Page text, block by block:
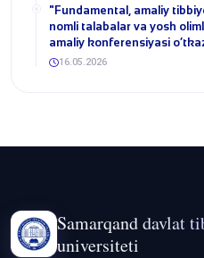
​"Fundamental, amaliy
nomli talabalar va yosh
amaliy konferensiyasi
16.05.2026
Samarqand davlat
universiteti